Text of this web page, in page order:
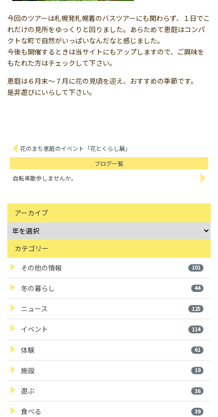
今回のツアーは札幌発札幌着のバスツアーにも関わらず、１日でこ
れだけの見所をゆっくりと回りました。あらためて恵庭はコンパ
クトな町で自然がいっぱいなんだなと感じました。
今後も開催するときは当サイトにもアップしますので、ご興味を
もたれた方はチェックして下さい。
恵庭は６月末～７月に花の見頃を迎え、おすすめの季節です。
是非遊びにいらして下さい。
花のまち恵庭のイベント「花とくらし展」
ブログ一覧
自転車散歩しませんか。
アーカイブ
カテゴリー
その他の情報 101
冬の暮らし 44
ニュース 125
イベント 114
体験 61
施設 19
遊ぶ 36
食べる 39